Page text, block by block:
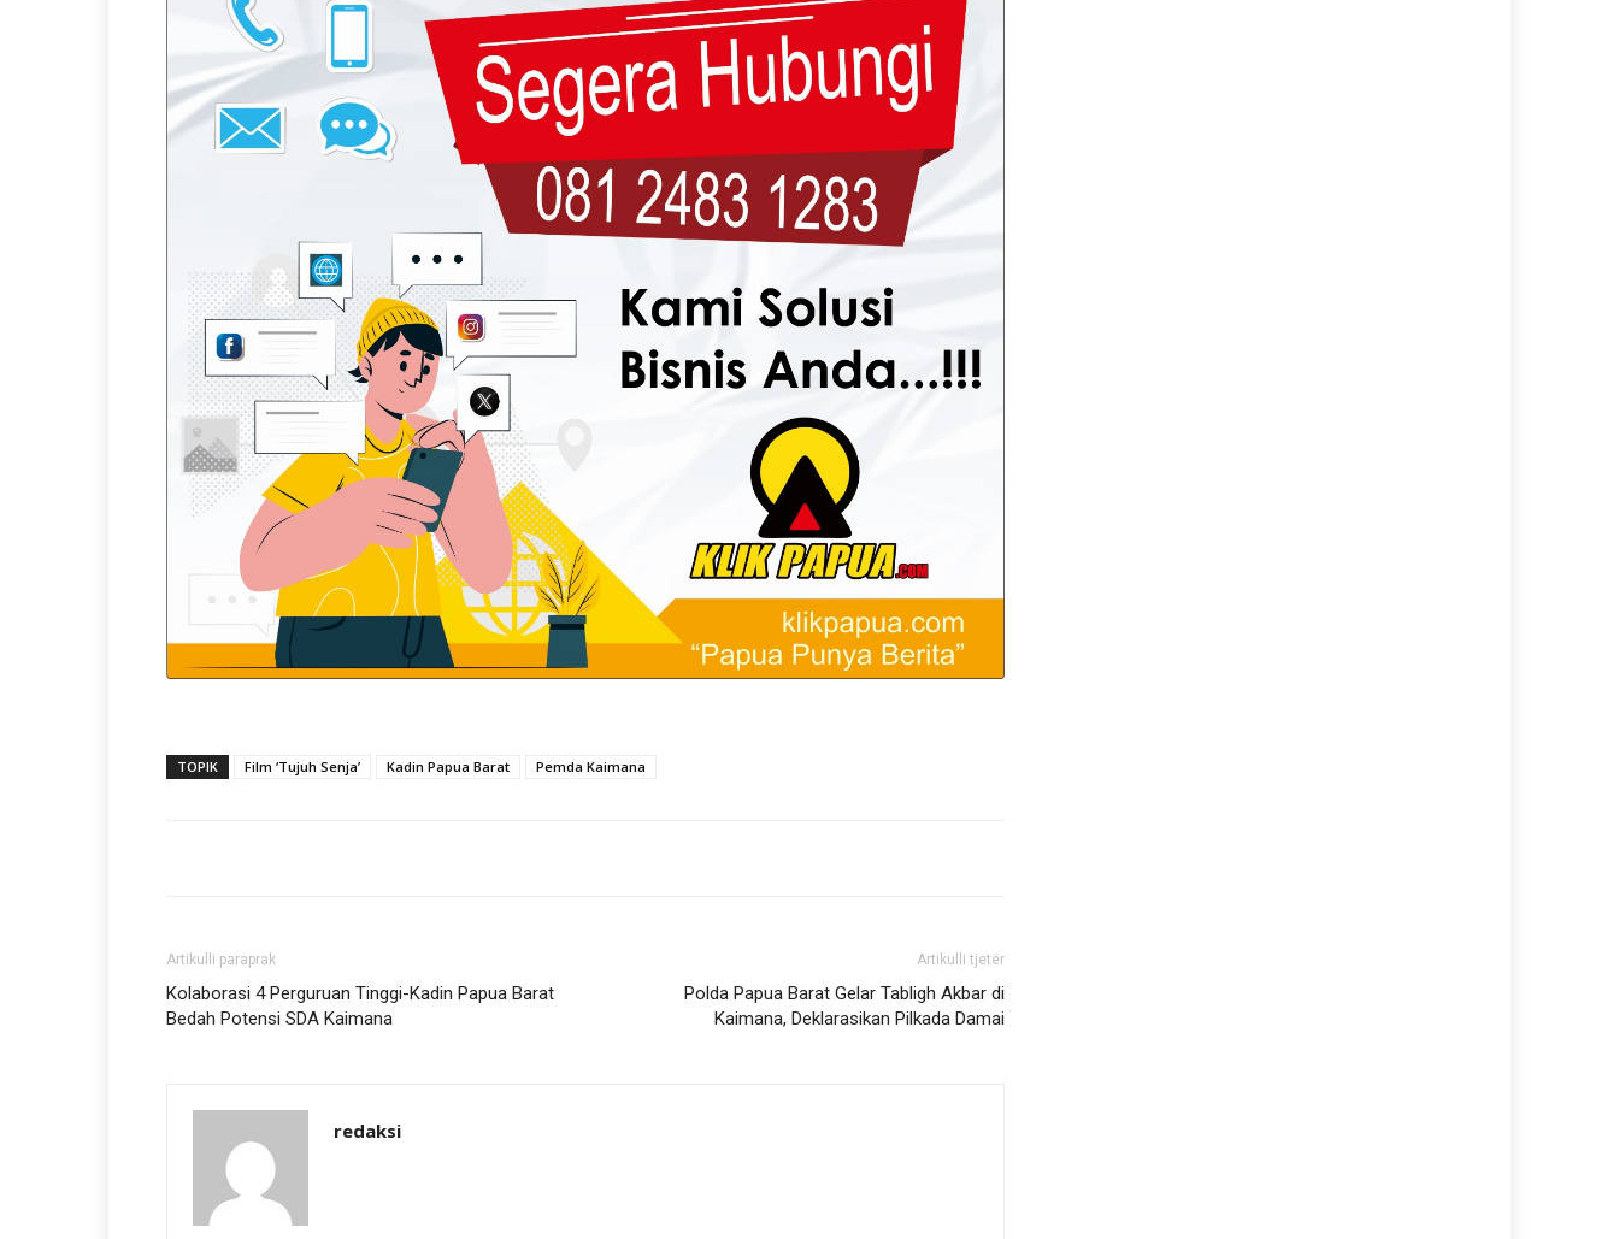
TOPIK Film ‘Tujuh Senja’ Kadin Papua Barat Pemda Kaimana
Artikulli paraprak
Kolaborasi 4 Perguruan Tinggi-Kadin Papua Barat
Bedah Potensi SDA Kaimana
Artikulli tjetër
Polda Papua Barat Gelar Tabligh Akbar di
Kaimana, Deklarasikan Pilkada Damai
redaksi